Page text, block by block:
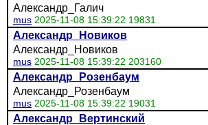
Александр_Галич
mus 2025-11-08 15:39:22 19831
Александр_Новиков
Александр_Новиков
mus 2025-11-08 15:39:22 203160
Александр_Розенбаум
Александр_Розенбаум
mus 2025-11-08 15:39:22 19031
Александр_Вертинский